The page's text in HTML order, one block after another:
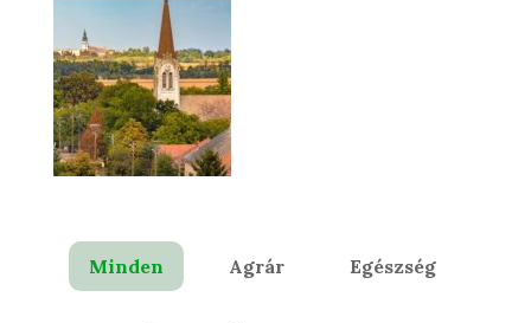
Minden Agrár Egészség